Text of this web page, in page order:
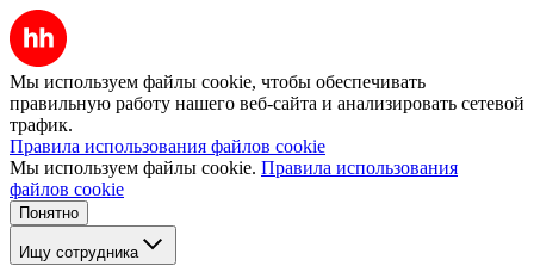
Мы используем файлы cookie, чтобы обеспечивать
правильную работу нашего веб-сайта и анализировать сетевой
трафик.
Правила использования файлов cookie
Мы используем файлы cookie. Правила использования
файлов cookie
Понятно
Ищу сотрудника